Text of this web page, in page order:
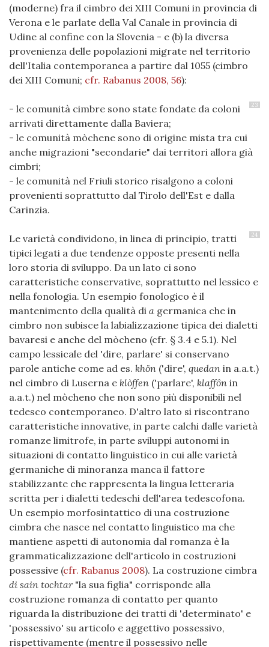
(moderne) fra il cimbro dei XIII Comuni in provincia di
Verona e le parlate della Val Canale in provincia di
Udine al confine con la Slovenia - e (b) la diversa
provenienza delle popolazioni migrate nel territorio
dell'Italia contemporanea a partire dal 1055 (cimbro
dei XIII Comuni; cfr. Rabanus 2008, 56):
23
- le comunità cimbre sono state fondate da coloni
arrivati direttamente dalla Baviera;
- le comunità mòchene sono di origine mista tra cui
anche migrazioni "secondarie" dai territori allora già
cimbri;
- le comunità nel Friuli storico risalgono a coloni
provenienti soprattutto dal Tirolo dell'Est e dalla
Carinzia.
24
Le varietà condividono, in linea di principio, tratti
tipici legati a due tendenze opposte presenti nella
loro storia di sviluppo. Da un lato ci sono
caratteristiche conservative, soprattutto nel lessico e
nella fonologia. Un esempio fonologico è il
mantenimento della qualità di a germanica che in
cimbro non subisce la labializzazione tipica dei dialetti
bavaresi e anche del mòcheno (cfr. § 3.4 e 5.1). Nel
campo lessicale del 'dire, parlare' si conservano
parole antiche come ad es. khön ('dire', quedan in a.a.t.)
nel cimbro di Luserna e klòffen ('parlare', klaffôn in
a.a.t.) nel mòcheno che non sono più disponibili nel
tedesco contemporaneo. D'altro lato si riscontrano
caratteristiche innovative, in parte calchi dalle varietà
romanze limitrofe, in parte sviluppi autonomi in
situazioni di contatto linguistico in cui alle varietà
germaniche di minoranza manca il fattore
stabilizzante che rappresenta la lingua letteraria
scritta per i dialetti tedeschi dell'area tedescofona.
Un esempio morfosintattico di una costruzione
cimbra che nasce nel contatto linguistico ma che
mantiene aspetti di autonomia dal romanza è la
grammaticalizzazione dell'articolo in costruzioni
possessive (cfr. Rabanus 2008). La costruzione cimbra
di sain tochtar"la sua figlia" corrisponde alla
costruzione romanza di contatto per quanto
riguarda la distribuzione dei tratti di 'determinato' e
'possessivo' su articolo e aggettivo possessivo,
rispettivamente (mentre il possessivo nelle